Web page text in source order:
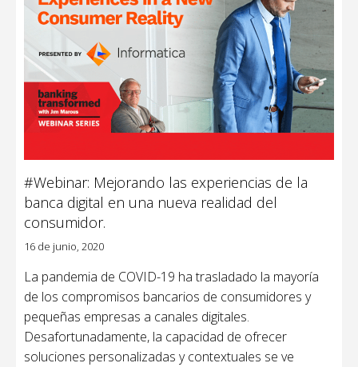
#Webinar: Mejorando las experiencias de la
banca digital en una nueva realidad del
consumidor.
16 de junio, 2020
La pandemia de COVID-19 ha trasladado la mayoría
de los compromisos bancarios de consumidores y
pequeñas empresas a canales digitales.
Desafortunadamente, la capacidad de ofrecer
soluciones personalizadas y contextuales se ve